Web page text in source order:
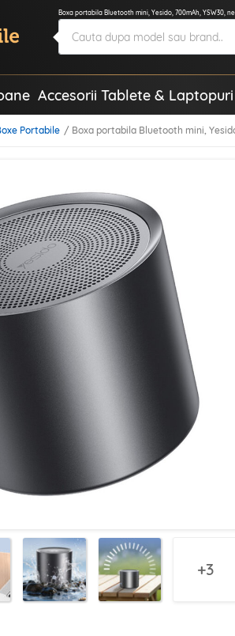
Boxa portabila Bluetooth mini, Yesido, 700mAh, YSW30,
Accesorii Tablete & Laptopuri
Portabile Boxa portabila Bluetooth mini,
3